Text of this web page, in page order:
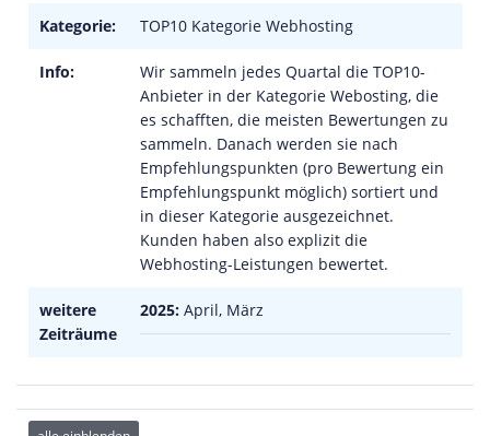
Kategorie: TOP10 Kategorie Webhosting
Info:
Wir sammeln jedes Quartal die TOP10-
Anbieter in der Kategorie Webosting, die
es schafften, die meisten Bewertungen zu
sammeln. Danach werden sie nach
Empfehlungspunkten (pro Bewertung ein
Empfehlungspunkt möglich) sortiert und
in dieser Kategorie ausgezeichnet.
Kunden haben also explizit die
Webhosting-Leistungen bewertet.
weitere
Zeiträume
2025: April, März